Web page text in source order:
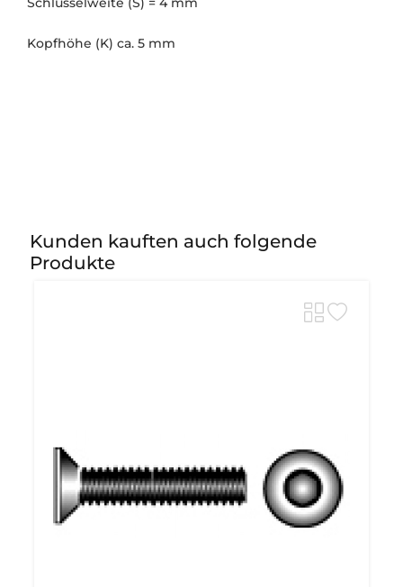
Kopfhöhe (K) ca. 5 mm
Kunden kauften auch folgende
Produkte